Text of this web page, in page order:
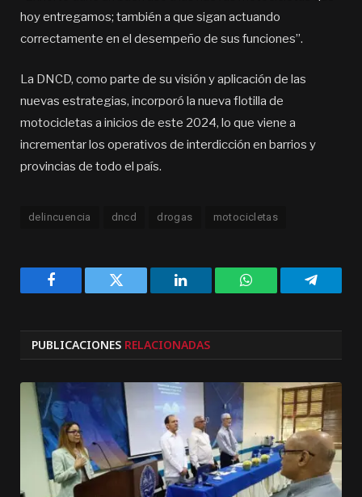
hoy entregamos; también a que sigan actuando
correctamente en el desempeño de sus funciones”.
La DNCD, como parte de su visión y aplicación de las
nuevas estrategias, incorporó la nueva flotilla de
motocicletas a inicios de este 2024, lo que viene a
incrementar los operativos de interdicción en barrios y
provincias de todo el país.
delincuencia dncd drogas motocicletas
Facebook Twitter LinkedIn WhatsApp
PUBLICACIONES RELACIONADAS